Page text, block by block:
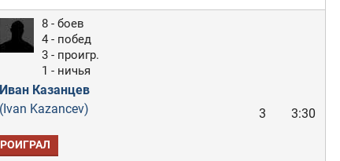
8 - боев
4 - побед
3 - проигр.
1 - ничья
Иван Казанцев
(Ivan Kazancev)
3 3:30